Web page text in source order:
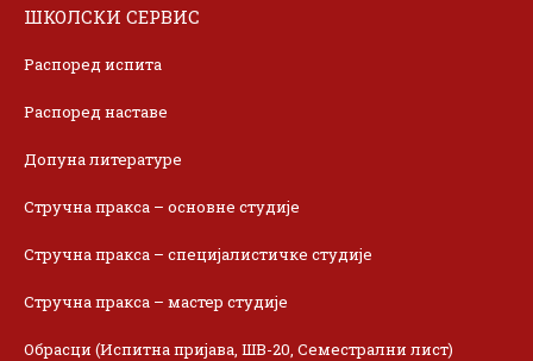
ШКОЛСКИ СЕРВИС
Распоред испита
Распоред наставе
Допуна литературе
Стручна пракса – основне студије
Стручна пракса – специјалистичке студије
Стручна пракса – мастер студије
Обрасци (Испитна пријава, ШВ-20, Семестрални лист)